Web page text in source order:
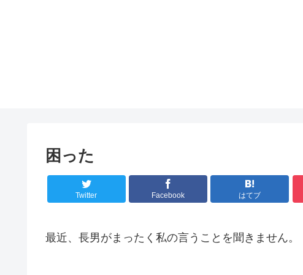
困った
Twitter Facebook はてブ
最近、長男がまったく私の言うことを聞きません。